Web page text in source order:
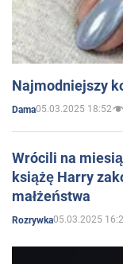
Najmodniejszy
Dama05.03.2025 18:52
Wrócili na
książę Harry
małżeństwa
Rozrywka05.03.2025